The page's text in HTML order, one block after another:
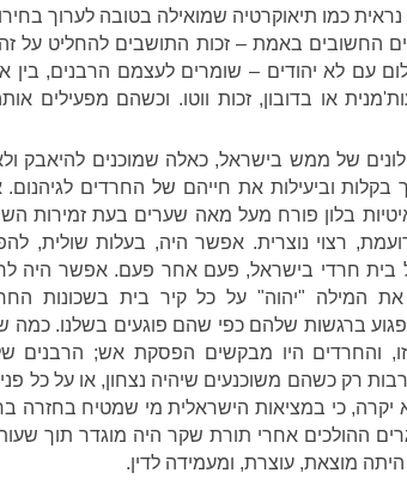
נראית כמו תיאוקרטיה שמואילה בטובה לערוך
החשובים באמת – זכות התושבים להחליט על
עם לא יהודים – שומרים לעצמם הרבנים, בין
או בדובון, זכות ווטו. וכשהם מפעילים
של ממש בישראל, כאלה שמוכנים להיאבק
בקלות וביעילות את חייהם של החרדים
בלון פורח מעל מאה שערים בעת זמירות
רצוי נוצרית. אפשר היה, בעלות שולית,
בית חרדי בישראל, פעם אחר פעם. אפשר היה
את המילה "יהוה" על כל קיר בית בשכונות
ברגשות שלהם כפי שהם פוגעים בשלנו. כמה
והחרדים היו מבקשים הפסקת אש; הרבנים
רק כשהם משוכנעים שיהיה נצחון, או על כל
יקרה, כי במציאות הישראלית מי שמטיח בחזרה
ההולכים אחרי תורת שקר היה מוגדר תוך שעות
מוצאת, עוצרת, ומעמידה לדין.